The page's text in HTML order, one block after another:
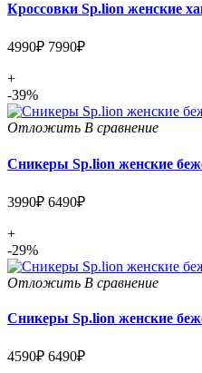
Кроссовки Sp.lion женские
4990₽ 7990₽
+
-39%
Отложить В сравнение
Сникеры Sp.lion женские
3990₽ 6490₽
+
-29%
Отложить В сравнение
Сникеры Sp.lion женские
4590₽ 6490₽